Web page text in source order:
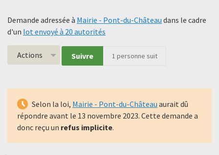
Demande adressée à Mairie - Pont-du-Château dans le cadre
d'un lot envoyé à 20 autorités
Actions Suivre 1 personne suit
Selon la loi, Mairie - Pont-du-Château aurait dû
répondre avant le 13 novembre 2023. Cette demande a
donc reçu un refus implicite.